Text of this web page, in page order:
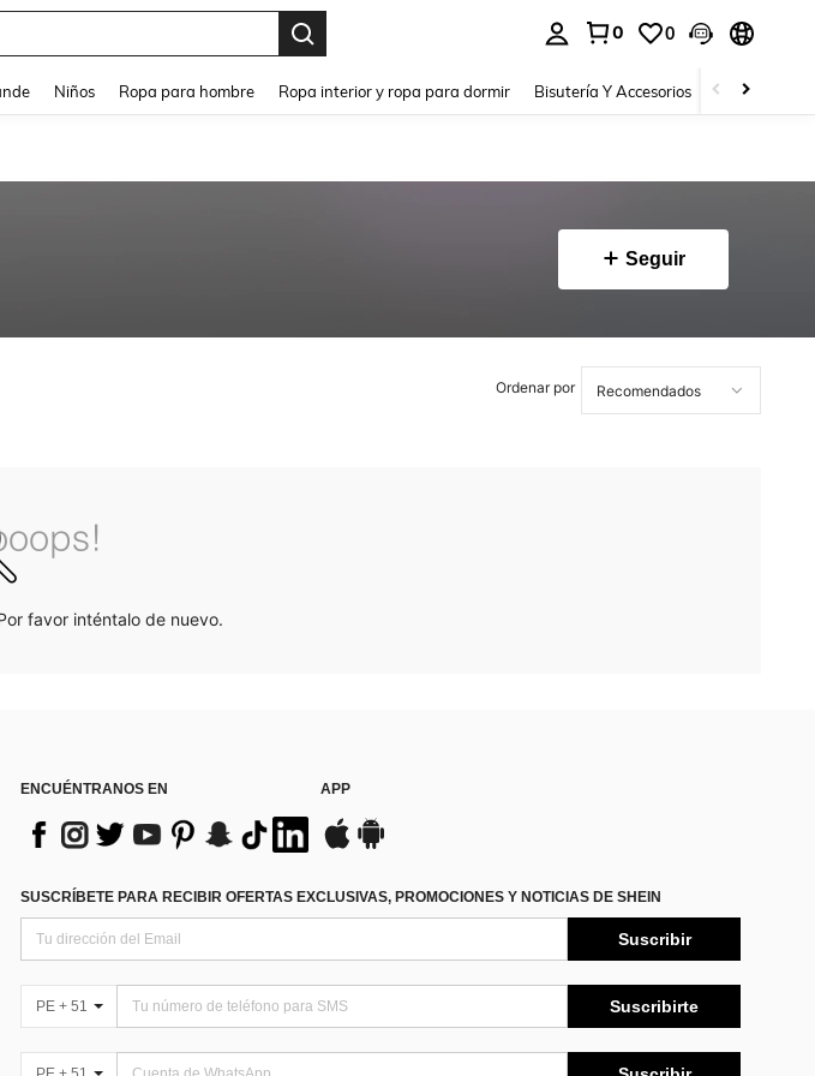
0 0
Niños Ropa para hombre Ropa interior y ropa para dormir Bisutería Y Accesorios Zapatos
Seguir
Ordenar por
favor inténtalo de nuevo.
ENCUÉNTRANOS EN APP
SUSCRÍBETE PARA RECIBIR OFERTAS EXCLUSIVAS, PROMOCIONES Y NOTICIAS DE SHEIN
Suscribir
PE + 51 Suscribirte